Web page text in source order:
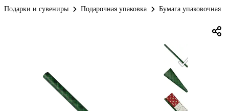
Подарки и сувениры Подарочная упаковка Бумага упаковочная